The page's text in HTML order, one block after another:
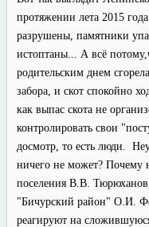
протяжении лета 2015
разрушены, памятники
истоптаны... А всё
родительским днем
забора, и скот спокойно
как выпас скота не
контролировать свои
досмотр, то есть люди.
ничего не может? Почему
поселения В.В.
"Бичурский район" О.И.
реагируют на